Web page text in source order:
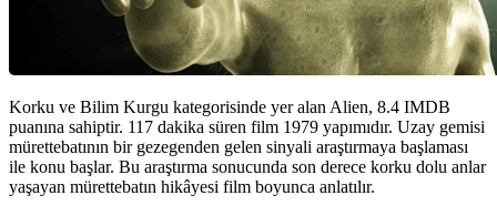
Korku ve Bilim Kurgu kategorisinde yer alan Alien, 8.4 IMDB
puanına sahiptir. 117 dakika süren film 1979 yapımıdır. Uzay gemisi
mürettebatının bir gezegenden gelen sinyali araştırmaya başlaması
ile konu başlar. Bu araştırma sonucunda son derece korku dolu anlar
yaşayan mürettebatın hikâyesi film boyunca anlatılır.